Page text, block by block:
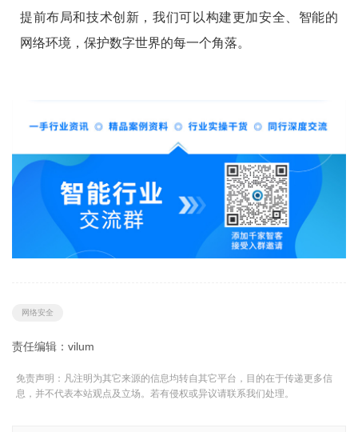
提前布局和技术创新，我们可以构建更加安全、智能的
网络环境，保护数字世界的每一个角落。
网络安全
责任编辑：vilum
免责声明：凡注明为其它来源的信息均转自其它平台，目的在于传递更多信
息，并不代表本站观点及立场。若有侵权或异议请联系我们处理。